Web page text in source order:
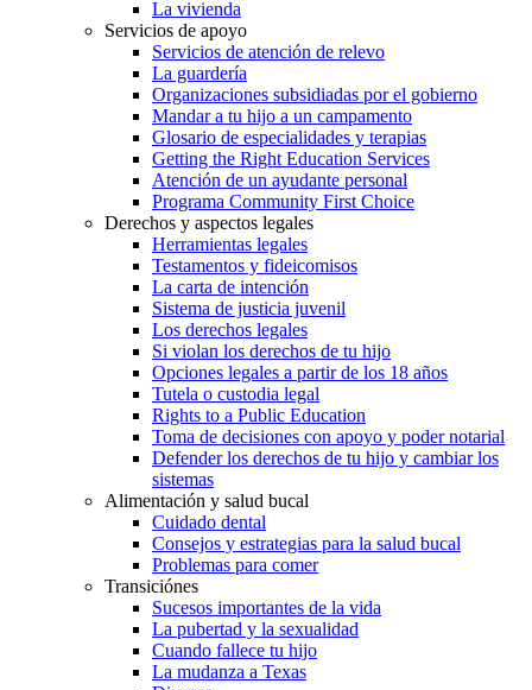
La vivienda
Servicios de apoyo
Servicios de atención de relevo
La guardería
Organizaciones subsidiadas por el gobierno
Mandar a tu hijo a un campamento
Glosario de especialidades y terapias
Getting the Right Education Services
Atención de un ayudante personal
Programa Community First Choice
Derechos y aspectos legales
Herramientas legales
Testamentos y fideicomisos
La carta de intención
Sistema de justicia juvenil
Los derechos legales
Si violan los derechos de tu hijo
Opciones legales a partir de los 18 años
Tutela o custodia legal
Rights to a Public Education
Toma de decisiones con apoyo y poder notarial
Defender los derechos de tu hijo y cambiar los
sistemas
Alimentación y salud bucal
Cuidado dental
Consejos y estrategias para la salud bucal
Problemas para comer
Transiciónes
Sucesos importantes de la vida
La pubertad y la sexualidad
Cuando fallece tu hijo
La mudanza a Texas